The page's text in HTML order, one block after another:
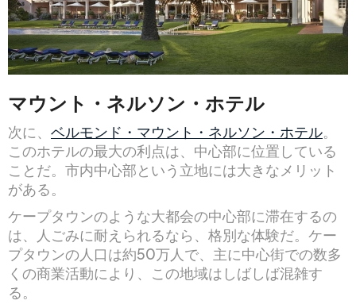
マウント・ネルソン・ホテル
次に、 ベルモンド・マウント・ネルソン・ホテル
このホテルの最大の利点は、中心部に位置している
ことだ。市内中心部という立地には大きなメリット
がある。
ケープタウンのような大都会の中心部に滞在するの
は、人ごみに耐えられるなら、格別な体験だ。ケー
プタウンの人口は約50万人で、主に中心街での数多
くの商業活動により、この地域はしばしば混雑す
る。